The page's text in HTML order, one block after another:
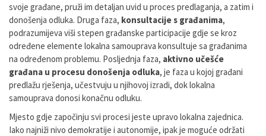
svoje građane, pruži im detaljan uvid u proces predlaganja, a zatim i
donošenja odluka. Druga faza, konsultacije s građanima,
podrazumijeva viši stepen građanske participacije gdje se kroz
određene elemente lokalna samouprava konsultuje sa građanima
na određenom problemu. Posljednja faza, aktivno učešće
građana u procesu donošenja odluka, je faza u kojoj građani
predlažu rješenja, učestvuju u njihovoj izradi, dok lokalna
samouprava donosi konačnu odluku.
Mjesto gdje započinju svi procesi jeste upravo lokalna zajednica.
Iako najniži nivo demokratije i autonomije, ipak je moguće održati